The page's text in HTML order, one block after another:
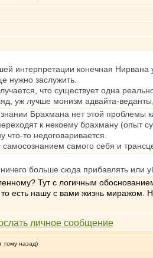
интерпретации конечная
нужно заслужить.
что существует одна
уж лучше монизм адвайта-
Брахмана нет этой проблемы
к некоему брахману (опыт
то недоговаривается.
самого себя и
больше сюда прибавлять или
Тут с логичным
есть нашу с вами жизнь миражом.
тому назад)